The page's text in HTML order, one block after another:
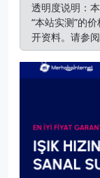
透明度说明：
“本站实测”的
开资料。请参阅